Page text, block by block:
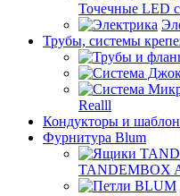
Точечные LED
Трубы, системы
Realll
Кондукторы и
Фурнитура Blum
TANDEMBOX